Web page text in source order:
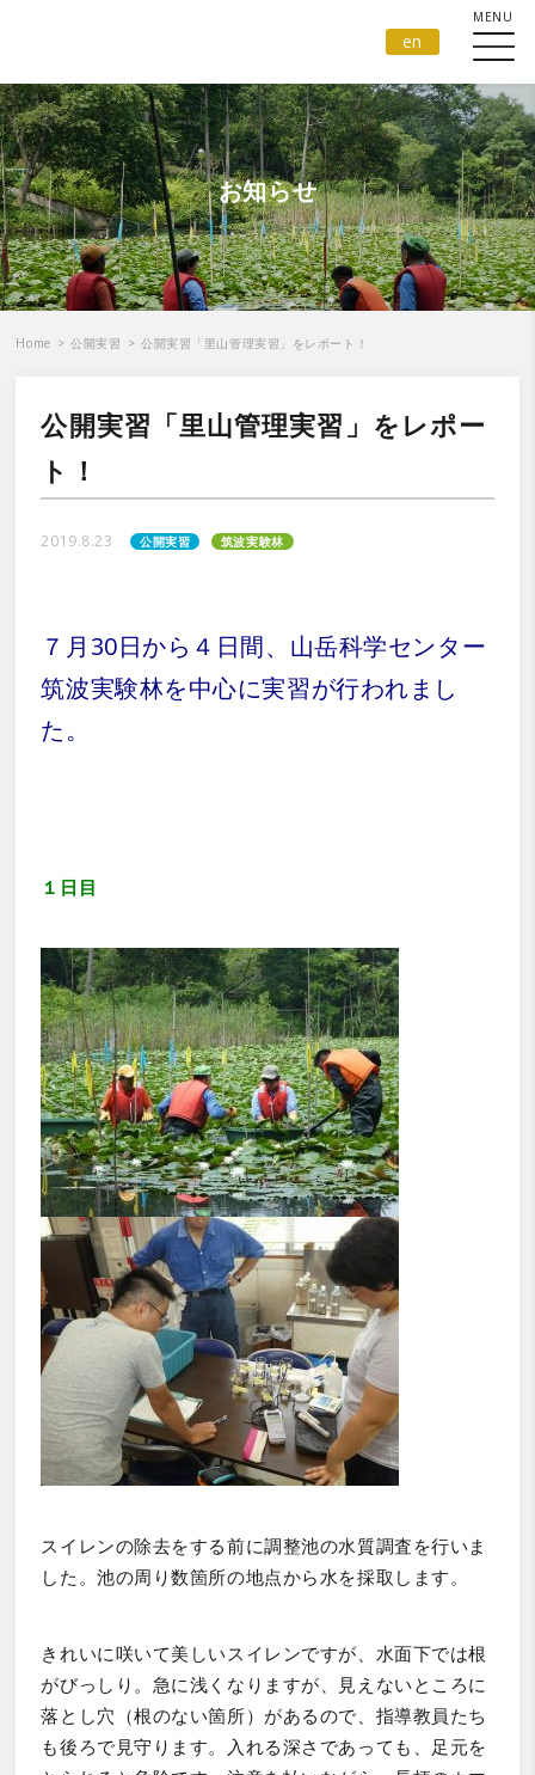
en
お知らせ
Home > 公開実習 > 公開実習「里山管理実習」をレポート！
公開実習「里山管理実習」をレポー
ト！
2019.8.23 公開実習 筑波実験林
７月30日から４日間、山岳科学センター
筑波実験林を中心に実習が行われまし
た。
１日目
スイレンの除去をする前に調整池の水質調査を行いま
した。池の周り数箇所の地点から水を採取します。
きれいに咲いて美しいスイレンですが、水面下では根
がびっしり。急に浅くなりますが、見えないところに
落とし穴（根のない箇所）があるので、指導教員たち
も後ろで見守ります。入れる深さであっても、足元を